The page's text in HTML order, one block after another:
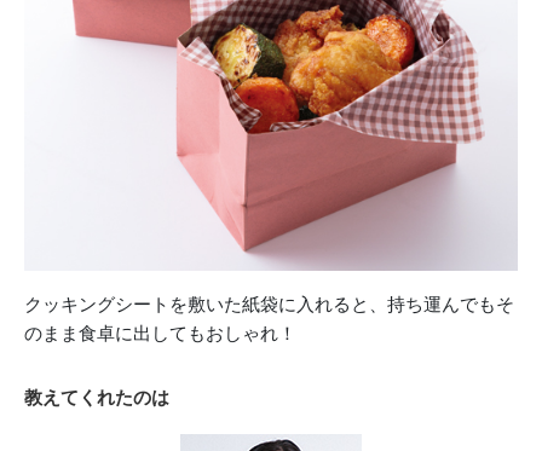
クッキングシートを敷いた紙袋に入れると、持ち運んでもそ
のまま食卓に出してもおしゃれ！
教えてくれたのは